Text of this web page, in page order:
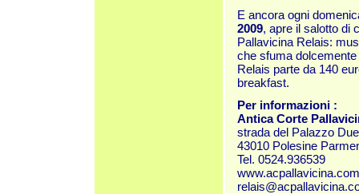
E ancora ogni
2009, apre il salotto di
Pallavicina Relais:
che sfuma
Relais parte da 140
breakfast.
Per informazioni :
Antica Corte
strada del Palazzo
43010 Polesine
Tel. 0524.936539